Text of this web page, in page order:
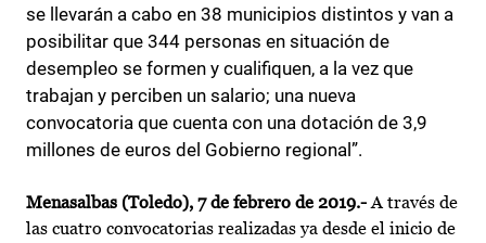
se llevarán a cabo en 38 municipios distintos y van a
posibilitar que 344 personas en situación de
desempleo se formen y cualifiquen, a la vez que
trabajan y perciben un salario; una nueva
convocatoria que cuenta con una dotación de 3,9
millones de euros del Gobierno regional”.
Menasalbas (Toledo), 7 de febrero de 2019.-A través de
las cuatro convocatorias realizadas ya desde el inicio de